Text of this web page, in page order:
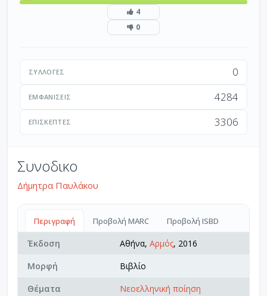
4
0
ΣΥΛΛΟΓΈΣ 0
ΕΜΦΑΝΊΣΕΙΣ 4284
ΕΠΙΣΚΈΠΤΕΣ 3306
Συνοδικο
Δήμητρα Παυλάκου
Περιγραφή Προβολή MARC Προβολή ISBD
Έκδοση Αθήνα, Αρμός, 2016
Μορφή
Βιβλίο
Θέματα
Νεοελληνική ποίηση